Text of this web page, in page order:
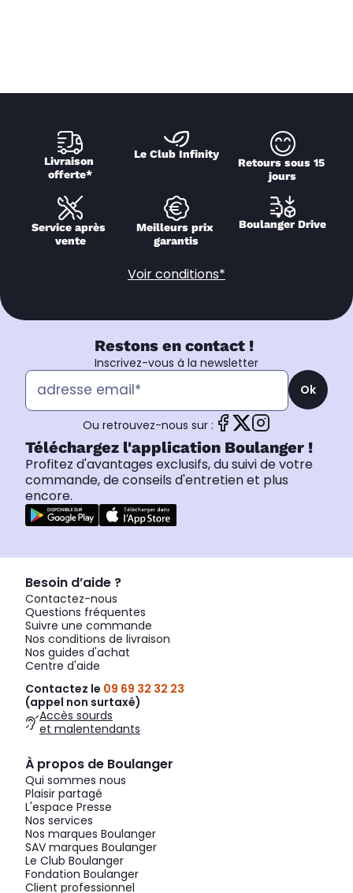
Livraison
offerte*
Le Club Infinity
Retours sous 15
jours
Service après
vente
Meilleurs prix
garantis
Boulanger Drive
Voir conditions*
Restons en contact !
Inscrivez-vous à la newsletter
Ok
Ou retrouvez-nous sur :
Téléchargez l'application Boulanger !
Profitez d'avantages exclusifs, du suivi de votre
commande, de conseils d'entretien et plus
encore.
Besoin d’aide ?
Contactez-nous
Questions fréquentes
Suivre une commande
Nos conditions de livraison
Nos guides d'achat
Centre d'aide
Contactez le 09 69 32 32 23
(appel non surtaxé)
Accès sourds
et malentendants
À propos de Boulanger
Qui sommes nous
Plaisir partagé
L'espace Presse
Nos services
Nos marques Boulanger
SAV marques Boulanger
Le Club Boulanger
Fondation Boulanger
Client professionnel